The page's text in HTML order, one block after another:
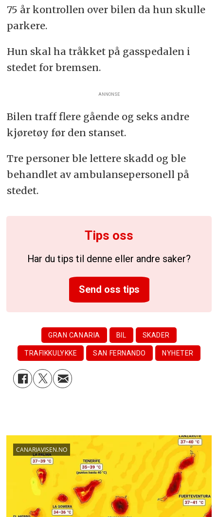
75 år kontrollen over bilen da hun skulle
parkere.
Hun skal ha tråkket på gasspedalen i
stedet for bremsen.
ANNONSE
Bilen traff flere gående og seks andre
kjøretøy før den stanset.
Tre personer ble lettere skadd og ble
behandlet av ambulansepersonell på
stedet.
Tips oss
Har du tips til denne eller andre saker?
Send oss tips
GRAN CANARIA BIL SKADER
TRAFIKKULYKKE SAN FERNANDO NYHETER